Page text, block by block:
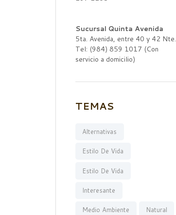
Sucursal Quinta Avenida
5ta. Avenida, entre 40 y 42 Nte.
Tel: (984) 859 1017 (Con
servicio a domicilio)
TEMAS
Alternativas
Estilo De Vida
Estilo De Vida
Interesante
Medio Ambiente Natural